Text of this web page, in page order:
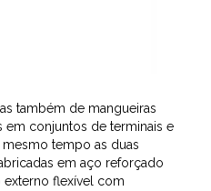
também de mangueiras
em conjuntos de terminais e
tempo as duas
em aço reforçado
externo flexível com